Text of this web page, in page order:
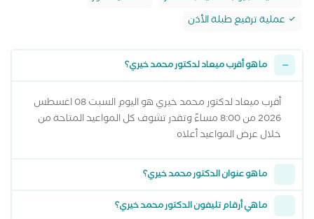
عملية ترقيع طبلة الأذن
ما هو أقرب ميعاد لدكتور محمد خيري؟
أقرب ميعاد لدكتور محمد خيري هو اليوم السبت 08 اغسطس
2026 من 8:00 مساءً وتقدر تشوف كل المواعيد المتاحة من
خلال عرض المواعيد أعلاه
ما هو عنوان الدكتور محمد خيري؟
ما هي أرقام تليفون الدكتور محمد خيري؟